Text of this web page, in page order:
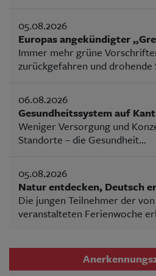
05.08.2026
Europas angekündigter
Immer mehr grüne
zurückgefahren und drohende
06.08.2026
Gesundheitssystem auf
Weniger Versorgung und
Standorte – die Gesundheit...
05.08.2026
Natur entdecken, Deutsch
Die jungen Teilnehmer der
veranstalteten Ferienwoche